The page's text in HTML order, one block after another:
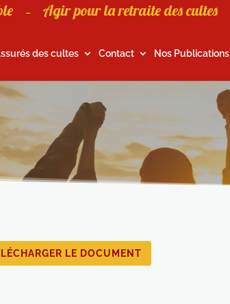
– Agir pour la retraite des cultes
des cultes Contact Nos Publications
LE DOCUMENT